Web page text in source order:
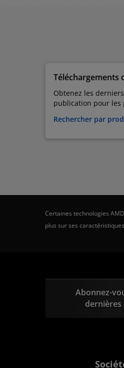
Téléchargements
Obtenez les
publication pour les
Rechercher par
Certaines technologies
plus sur ses
Abonnez-
dernières